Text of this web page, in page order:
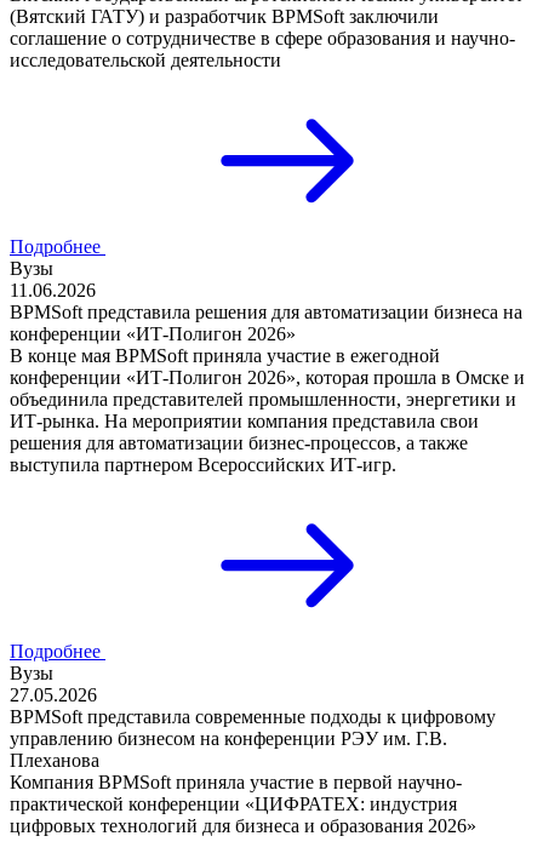
(Вятский ГАТУ) и разработчик BPMSoft заключили
соглашение о сотрудничестве в сфере образования и научно-
исследовательской деятельности
Подробнее
Вузы
11.06.2026
BPMSoft представила решения для автоматизации бизнеса на
конференции «ИТ-Полигон 2026»
В конце мая BPMSoft приняла участие в ежегодной
конференции «ИТ-Полигон 2026», которая прошла в Омске и
объединила представителей промышленности, энергетики и
ИТ-рынка. На мероприятии компания представила свои
решения для автоматизации бизнес-процессов, а также
выступила партнером Всероссийских ИТ-игр.
Подробнее
Вузы
27.05.2026
BPMSoft представила современные подходы к цифровому
управлению бизнесом на конференции РЭУ им. Г.В.
Плеханова
Компания BPMSoft приняла участие в первой научно-
практической конференции «ЦИФРАТЕХ: индустрия
цифровых технологий для бизнеса и образования 2026»